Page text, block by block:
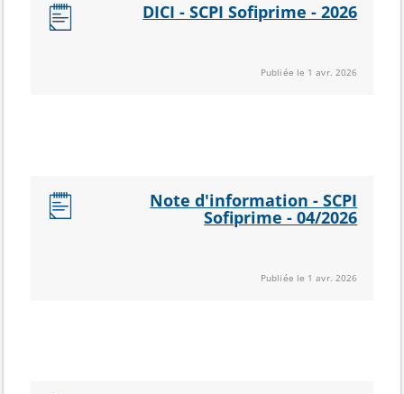
DICI - SCPI Sofiprime - 2026
Publiée le 1 avr. 2026
Note d'information - SCPI
Sofiprime - 04/2026
Publiée le 1 avr. 2026